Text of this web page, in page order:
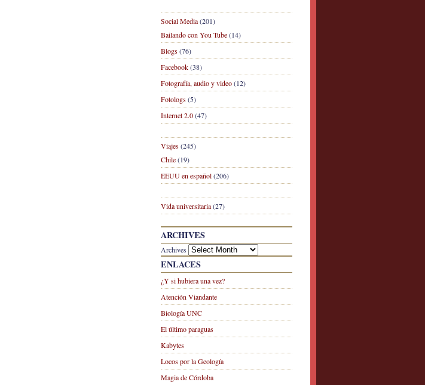
Social Media(201)
Bailando con You Tube(14)
Blogs(76)
Facebook(38)
Fotografía, audio y video(12)
Fotologs(5)
Internet 2.0(47)
Viajes(245)
Chile(19)
EEUU en español(206)
Vida universitaria(27)
ARCHIVES
Archives
ENLACES
¿Y si hubiera una vez?
Atención Viandante
Biología UNC
El último paraguas
Kabytes
Locos por la Geología
Magia de Córdoba